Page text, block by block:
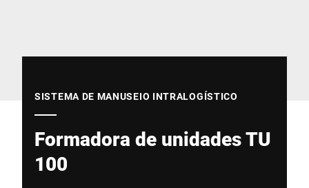
SISTEMA DE MANUSEIO INTRALOGÍSTICO
Formadora de unidades TU
100